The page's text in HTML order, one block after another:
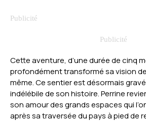
Cette aventure, d’une durée de cinq
profondément transformé sa vision
même. Ce sentier est désormais
indélébile de son histoire. Perrine
son amour des grands espaces qui
après sa traversée du pays à pied de